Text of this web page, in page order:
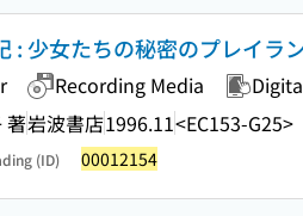
: 少女たちの秘密のプレイラ
Recording Media
著岩波書店1996.11<EC153-G25>
(ID) 00012154